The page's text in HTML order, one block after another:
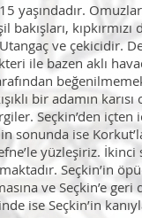
yaşındadır.
ve çekicidir.
ile bazen aklı
bir adamın
Seçkin’den
ise
yüzleşiriz.
Seçkin’in
ve Seçkin’e
ise Seçkin’in